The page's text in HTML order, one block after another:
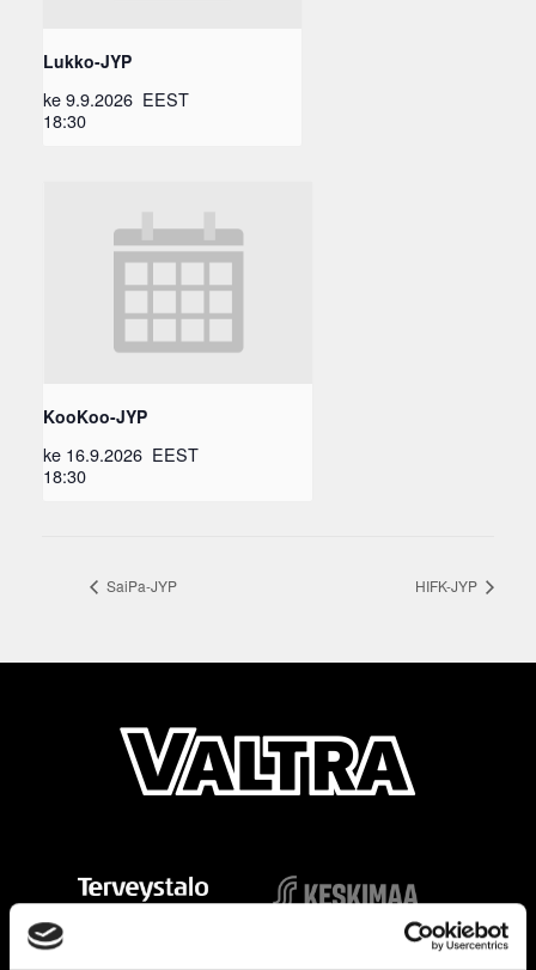
Lukko-JYP
ke 9.9.2026
18:30
EEST
KooKoo-JYP
ke 16.9.2026
18:30
EEST
SaiPa-JYP HIFK-JYP